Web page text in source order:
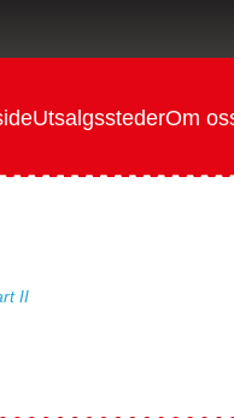
UtsalgsstederOm
II